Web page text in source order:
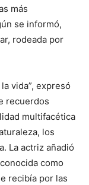
más
se informó,
rodeada por
vida”, expresó
recuerdos
multifacética
los
La actriz añadió
como
recibía por las